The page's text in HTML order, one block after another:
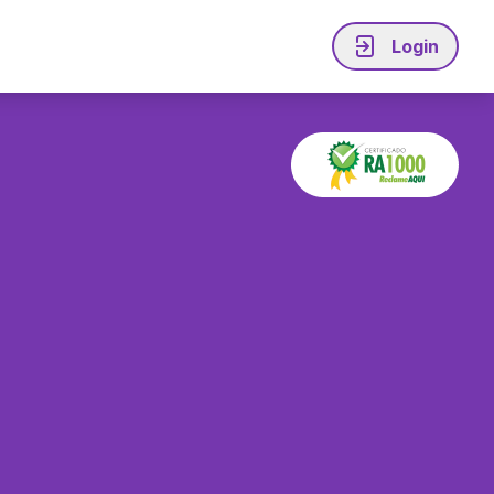
Login
Acesse a plataforma
Continue seu cadastro